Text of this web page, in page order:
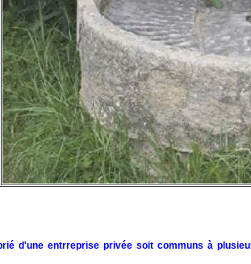
d'une entrreprise privée soit communs à